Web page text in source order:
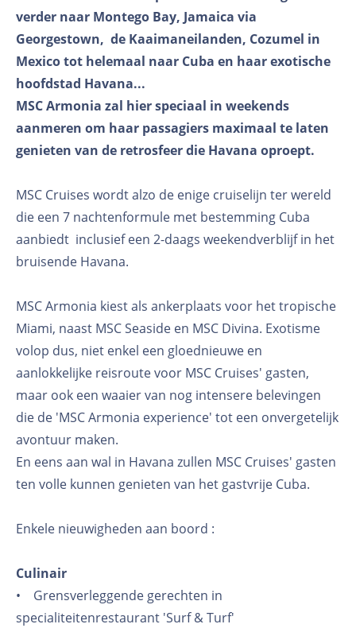
verder naar Montego Bay, Jamaica via
Georgestown, de Kaaimaneilanden, Cozumel in
Mexico tot helemaal naar Cuba en haar exotische
hoofdstad Havana...
MSC Armonia zal hier speciaal in weekends
aanmeren om haar passagiers maximaal te laten
genieten van de retrosfeer die Havana oproept.
MSC Cruises wordt alzo de enige cruiselijn ter wereld
die een 7 nachtenformule met bestemming Cuba
aanbiedt inclusief een 2-daags weekendverblijf in het
bruisende Havana.
MSC Armonia kiest als ankerplaats voor het tropische
Miami, naast MSC Seaside en MSC Divina. Exotisme
volop dus, niet enkel een gloednieuwe en
aanlokkelijke reisroute voor MSC Cruises' gasten,
maar ook een waaier van nog intensere belevingen
die de 'MSC Armonia experience' tot een onvergetelijk
avontuur maken.
En eens aan wal in Havana zullen MSC Cruises' gasten
ten volle kunnen genieten van het gastvrije Cuba.
Enkele nieuwigheden aan boord :
Culinair
• Grensverleggende gerechten in
specialiteitenrestaurant 'Surf & Turf'